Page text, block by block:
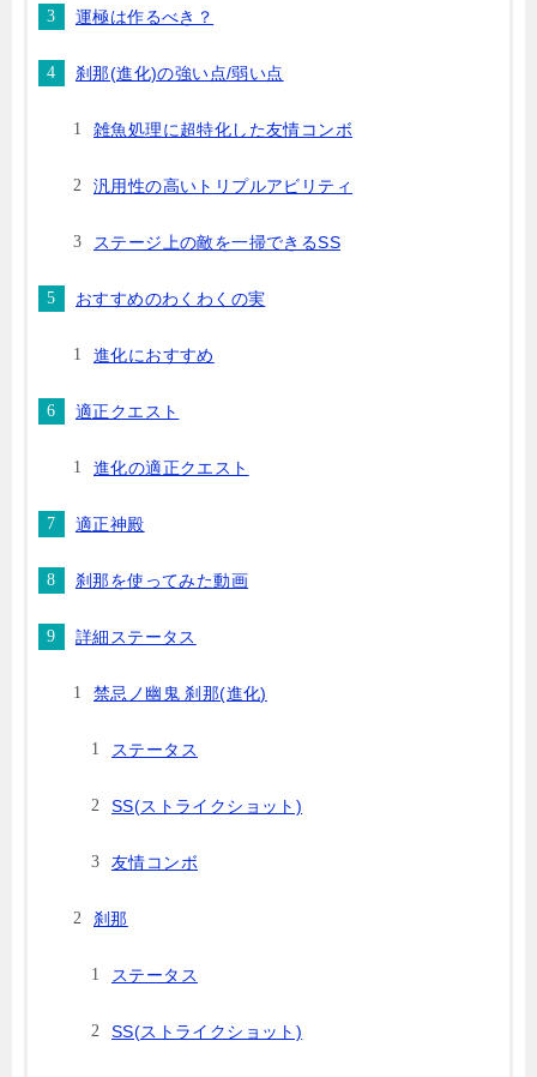
運極は作るべき？
刹那(進化)の強い点/弱い点
雑魚処理に超特化した友情コンボ
汎用性の高いトリプルアビリティ
ステージ上の敵を一掃できるSS
おすすめのわくわくの実
進化におすすめ
適正クエスト
進化の適正クエスト
適正神殿
刹那を使ってみた動画
詳細ステータス
禁忌ノ幽鬼 刹那(進化)
ステータス
SS(ストライクショット)
友情コンボ
刹那
ステータス
SS(ストライクショット)